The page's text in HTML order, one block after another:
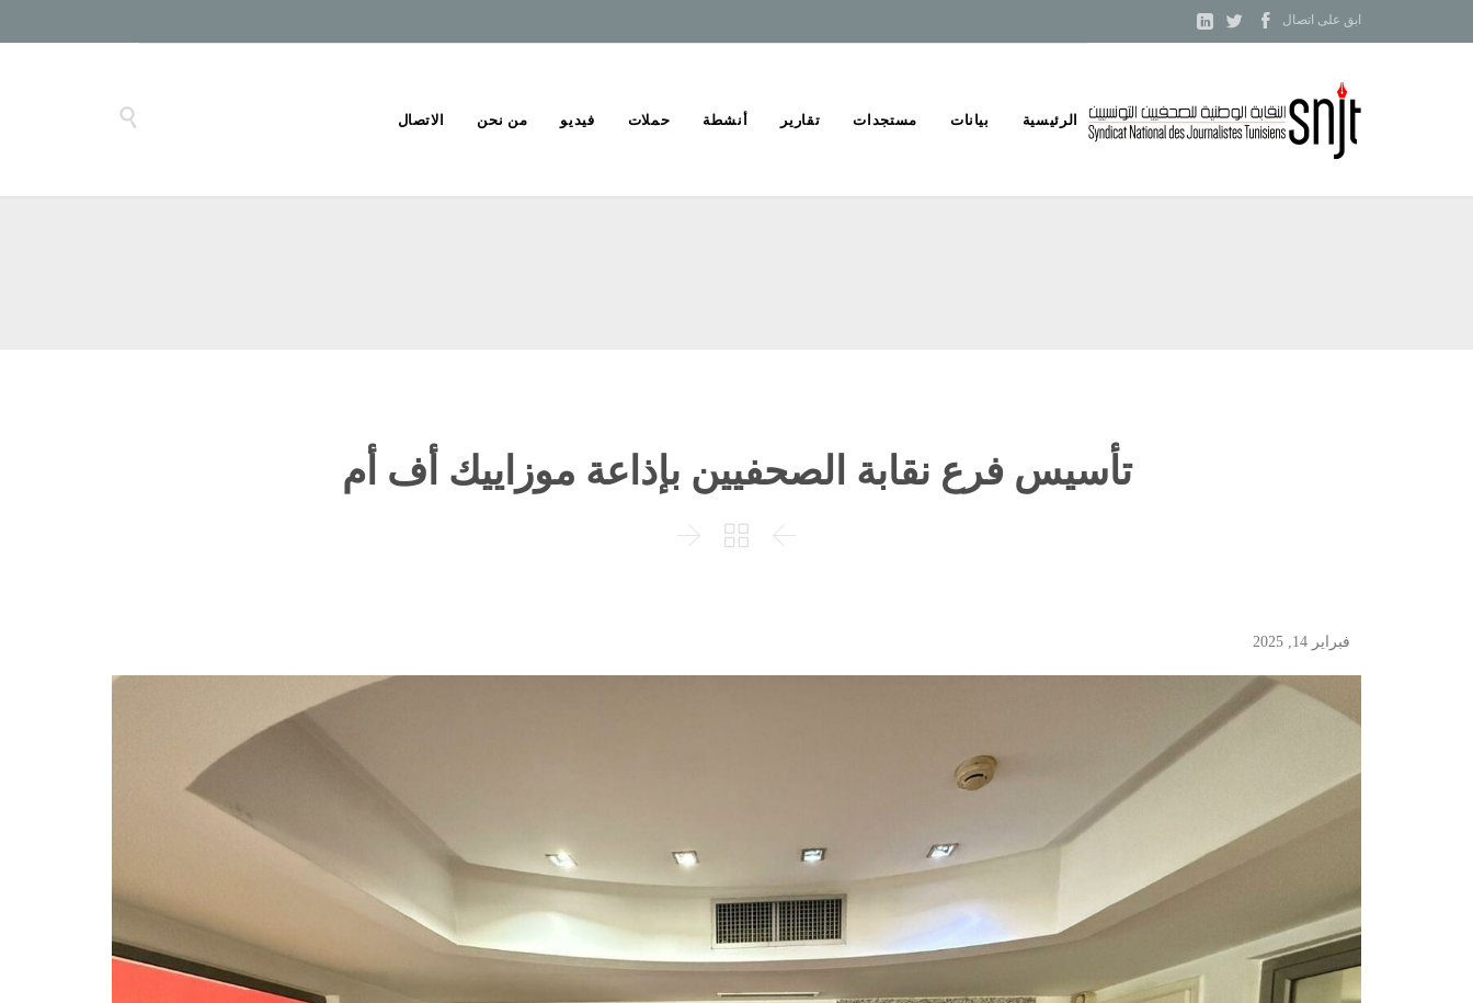
ابق على اتصال 


Skip
to
content
الرئيسية بيانات مستجدات تقارير أنشطة حملات فيديو من نحن الاتصال 
تأسيس فرع نقابة الصحفيين بإذاعة موزاييك أف أم



فبراير 14, 2025